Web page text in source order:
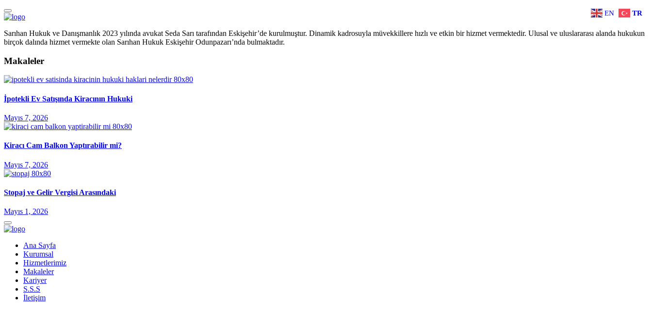
Sarıhan Hukuk ve Danışmanlık 2023 yılında avukat Seda Sarı tarafından Eskişehir’de kurulmuştur. Dinamik kadrosuyla müvekkillere hızlı ve etkin bir hizmet vermektedir. Ulusal ve uluslararası alanda hukukun
birçok dalında hizmet vermekte olan Sarıhan Hukuk Eskişehir Odunpazarı’nda bulmaktadır.
Makaleler
İpotekli Ev Satışında Kiracının Hukuki
Mayıs 7, 2026
Kiracı Cam Balkon Yaptırabilir mi?
Mayıs 7, 2026
Stopaj ve Gelir Vergisi Arasındaki
Mayıs 1, 2026
Ana Sayfa
Kurumsal
Hizmetlerimiz
Makaleler
Kariyer
S.S.S
İletişim
EN TR